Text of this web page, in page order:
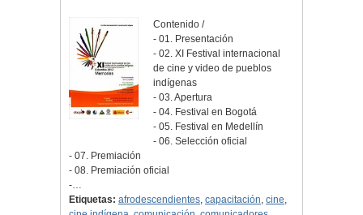
Contenido /
- 01. Presentación
- 02. XI Festival internacional
de cine y video de pueblos
indígenas
- 03. Apertura
- 04. Festival en Bogotá
- 05. Festival en Medellín
- 06. Selección oficial
- 07. Premiación
- 08. Premiación oficial
-…
Etiquetas: afrodescendientes, capacitación, cine,